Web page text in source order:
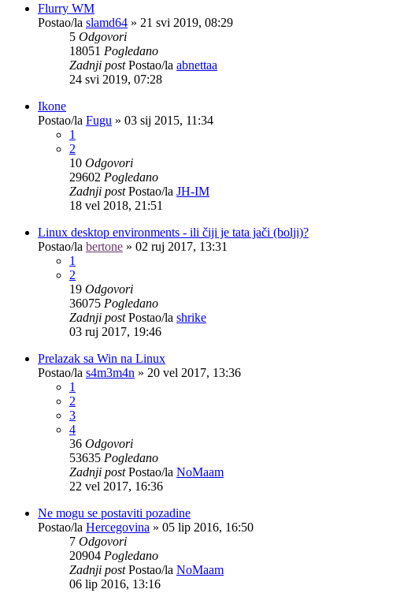
Flurry WM
Postao/la slamd64 » 21 svi 2019, 08:29
5 Odgovori
18051 Pogledano
Zadnji postPostao/la abnettaa
24 svi 2019, 07:28
Ikone
Postao/la Fugu » 03 sij 2015, 11:34
1
2
10 Odgovori
29602 Pogledano
Zadnji postPostao/la JH-IM
18 vel 2018, 21:51
Linux desktop environments - ili čiji je tata jači (bolji)?
Postao/la bertone » 02 ruj 2017, 13:31
1
2
19 Odgovori
36075 Pogledano
Zadnji postPostao/la shrike
03 ruj 2017, 19:46
Prelazak sa Win na Linux
Postao/la s4m3m4n » 20 vel 2017, 13:36
1
2
3
4
36 Odgovori
53635 Pogledano
Zadnji postPostao/la NoMaam
22 vel 2017, 16:36
Ne mogu se postaviti pozadine
Postao/la Hercegovina » 05 lip 2016, 16:50
7 Odgovori
20904 Pogledano
Zadnji postPostao/la NoMaam
06 lip 2016, 13:16